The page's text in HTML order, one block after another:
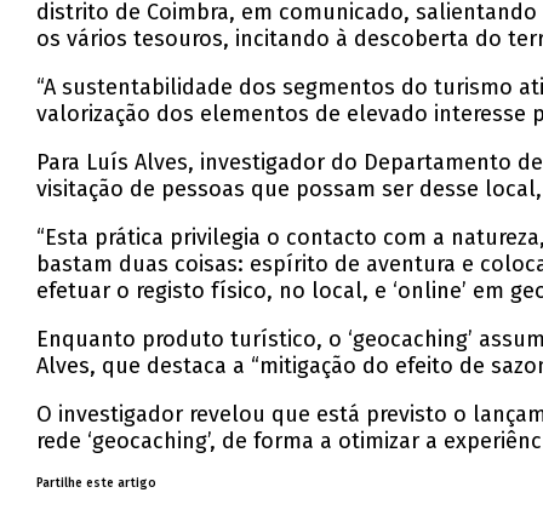
distrito de Coimbra, em comunicado,
os vários tesouros, incitando à descoberta do
“A sustentabilidade dos segmentos do turismo
valorização dos elementos de elevado interesse
Para Luís Alves, investigador do Departamento
visitação de pessoas que possam ser desse
“Esta prática privilegia o contacto com a
bastam duas coisas: espírito de aventura e
efetuar o registo físico, no local, e ‘online’ em
Enquanto produto turístico, o ‘geocaching’
Alves, que destaca a “mitigação do efeito de
O investigador revelou que está previsto o
rede ‘geocaching’, de forma a otimizar a
Partilhe este artigo